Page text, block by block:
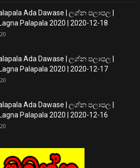
Ada Dawase | ලග්න පලාපල |
Palapala 2020 | 2020-12-18
Ada Dawase | ලග්න පලාපල |
Palapala 2020 | 2020-12-17
Ada Dawase | ලග්න පලාපල |
Palapala 2020 | 2020-12-16